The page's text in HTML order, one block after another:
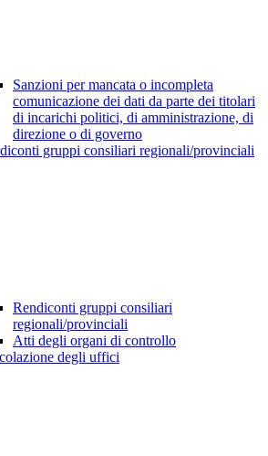
Sanzioni per mancata o incompleta
comunicazione dei dati da parte dei titolari
di incarichi politici, di amministrazione, di
direzione o di governo
gruppi consiliari regionali/provinciali
Rendiconti gruppi consiliari
regionali/provinciali
Atti degli organi di controllo
degli uffici